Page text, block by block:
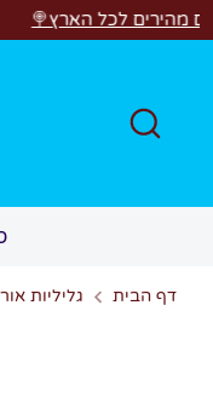
דלג
הארץ🍭
דף הבית גליליות